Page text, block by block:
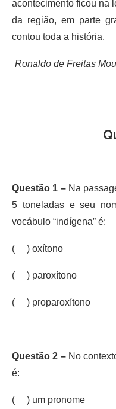
acontecimento ficou na
da região, em parte
contou toda a história.
Ronaldo de Freitas
Questão 1 –Na
5 toneladas e seu
vocábulo “indígena” é:
( ) oxítono
( ) paroxítono
( ) proparoxítono
Questão 2 –No
é:
( ) um pronome